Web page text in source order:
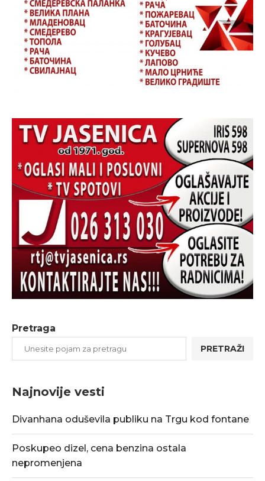
Pretraga
PRETRAŽI
Najnovije vesti
Divanhana oduševila publiku na Trgu kod fontane
Poskupeo dizel, cena benzina ostala
nepromenjena